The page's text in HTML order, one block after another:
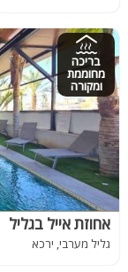
בריכה
מחוממת
ומקורה
אחוזת אייל בגליל
גליל מערבי, ירכא